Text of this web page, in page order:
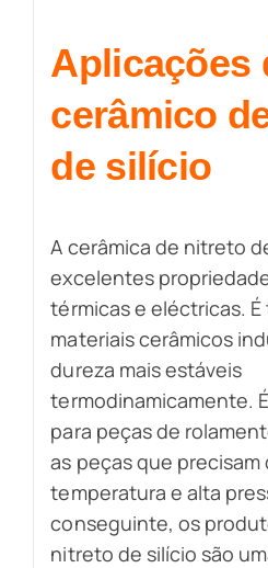
Aplicações
cerâmico
de silício
A cerâmica de nitreto
excelentes
térmicas e eléctricas.
materiais cerâmicos
dureza mais estáveis
termodinamicamente.
para peças de
as peças que precisam
temperatura e alta
conseguinte, os
nitreto de silício são